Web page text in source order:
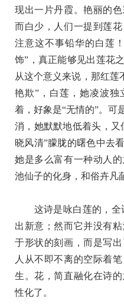
翻
译
+全
文
注
释
译
文
+原
著
赏
现出一片丹霞。艳丽的
而白少，人们一提到莲
注意这不事铅华的白莲
饰”，真正能够见出莲花
从这个意义来说，那红莲
艳欺”，白莲，她凌波
着，好象是“无情的”。可
消，她默默地低着头，又
晓风清”朦胧的曙色中去
她是多么富有一种动人
池仙子的化身，和俗卉凡
这诗是咏白莲的，全
出新意；然而它并没有
于形状的刻画，而是写
人从不即不离的空际着
生。花，简直融化在诗
性化了。